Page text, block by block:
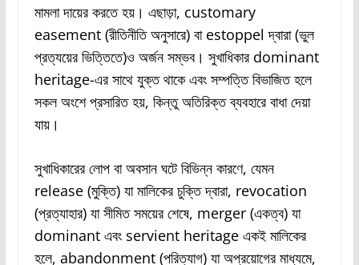
মামলা দায়ের করতে হয়। এছাড়া, customary
easement (রীতিনীতি অনুসারে) বা estoppel দ্বারা (ভুল
প্রত্যয়ের ভিত্তিতে)ও অর্জন সম্ভব। সুখাধিকার dominant
heritage-এর সাথে যুক্ত থাকে এবং সম্পত্তি বিভাজিত হলে
সকল অংশে প্রসারিত হয়, কিন্তু অতিরিক্ত ব্যবহারে বাধা দেয়া
যায়।
সুখাধিকারের লোপ বা অবসান ঘটে বিভিন্ন কারণে, যেমন
release (মুক্তি) যা মালিকের চুক্তি দ্বারা, revocation
(প্রত্যাহার) যা সীমিত সময়ের শেষে, merger (একত্ব) যা
dominant এবং servient heritage একই মালিকের
হলে, abandonment (পরিত্যাগ) যা অপ্রয়োগের মাধ্যমে,